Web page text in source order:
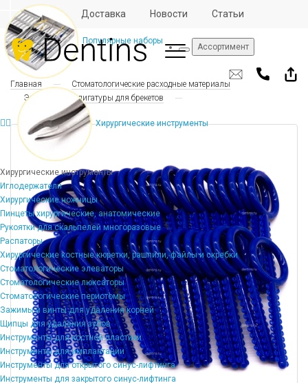
Отзывы Доставка Новости Статьи
Ассортимент
Популярные наборы
Хирургические инструменты
Хирургические инструменты
Иглодержатели
Хирургические ножницы
Пинцеты хирургические, анатомические
Рукоятки для скальпелей многоразовые
Распаторы
Хирургические костные кюретки, рашпили, файлы и скребки
Стоматологические элеваторы
Стоматологические люксаторы
Стоматологические периотомы
Зажимы и винты для удаления корней
Щипцы для удаления зубов
Инструменты для костной пластики
Инструменты для имплантации
Инструменты для открытого синус-лифтинга
Инструменты для закрытого синус-лифтинга
Главная
Стоматологические расходные материалы
Эластические лигатуры для брекетов